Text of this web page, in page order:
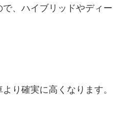
、ハイブリッドやディー
り確実に高くなります。